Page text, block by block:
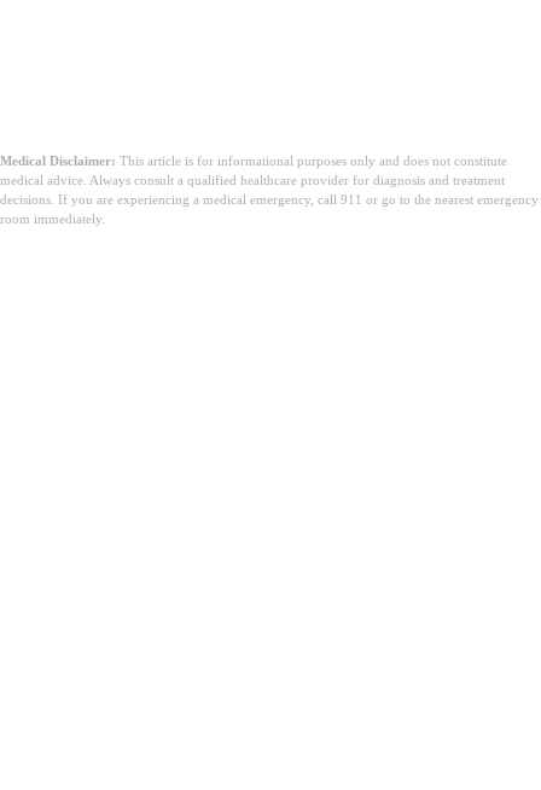
Medical Disclaimer: This article is for informational purposes only and does not constitute
medical advice. Always consult a qualified healthcare provider for diagnosis and treatment
decisions. If you are experiencing a medical emergency, call 911 or go to the nearest emergency
room immediately.